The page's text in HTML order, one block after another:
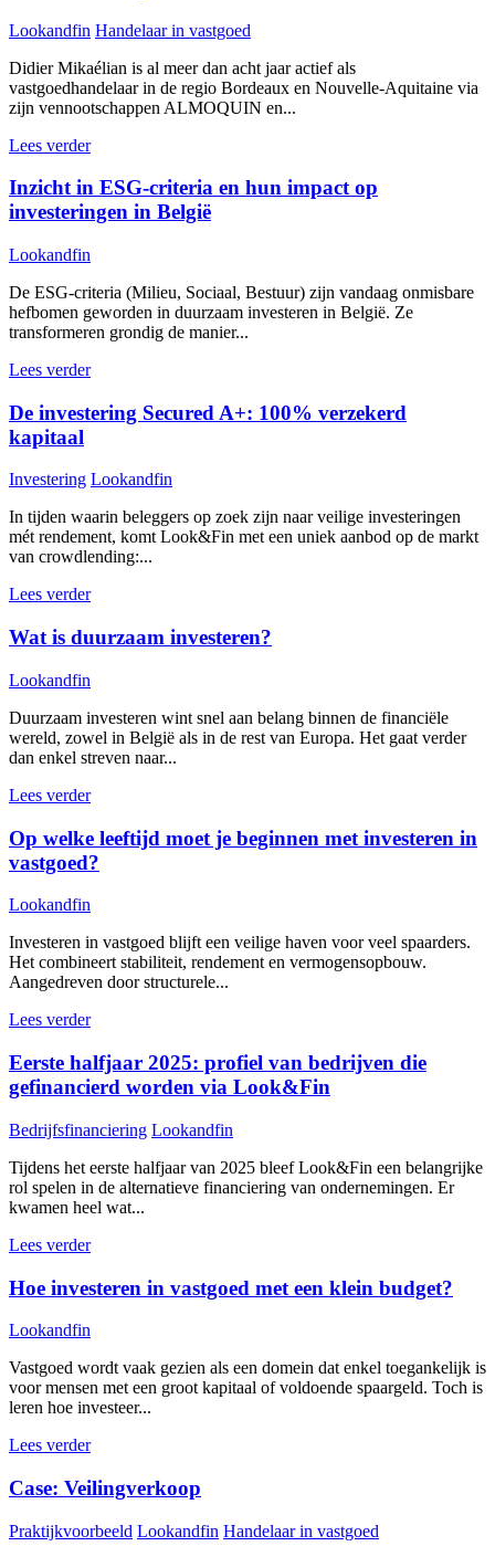
Lookandfin Handelaar in vastgoed
Didier Mikaélian is al meer dan acht jaar actief als
vastgoedhandelaar in de regio Bordeaux en Nouvelle-Aquitaine via
zijn vennootschappen ALMOQUIN en...
Lees verder
Inzicht in ESG-criteria en hun impact op
investeringen in België
Lookandfin
De ESG-criteria (Milieu, Sociaal, Bestuur) zijn vandaag onmisbare
hefbomen geworden in duurzaam investeren in België. Ze
transformeren grondig de manier...
Lees verder
De investering Secured A+: 100% verzekerd
kapitaal
Investering Lookandfin
In tijden waarin beleggers op zoek zijn naar veilige investeringen
mét rendement, komt Look&Fin met een uniek aanbod op de markt
van crowdlending:...
Lees verder
Wat is duurzaam investeren?
Lookandfin
Duurzaam investeren wint snel aan belang binnen de financiële
wereld, zowel in België als in de rest van Europa. Het gaat verder
dan enkel streven naar...
Lees verder
Op welke leeftijd moet je beginnen met investeren in
vastgoed?
Lookandfin
Investeren in vastgoed blijft een veilige haven voor veel spaarders.
Het combineert stabiliteit, rendement en vermogensopbouw.
Aangedreven door structurele...
Lees verder
Eerste halfjaar 2025: profiel van bedrijven die
gefinancierd worden via Look&Fin
Bedrijfsfinanciering Lookandfin
Tijdens het eerste halfjaar van 2025 bleef Look&Fin een belangrijke
rol spelen in de alternatieve financiering van ondernemingen. Er
kwamen heel wat...
Lees verder
Hoe investeren in vastgoed met een klein budget?
Lookandfin
Vastgoed wordt vaak gezien als een domein dat enkel toegankelijk is
voor mensen met een groot kapitaal of voldoende spaargeld. Toch is
leren hoe investeer...
Lees verder
Case: Veilingverkoop
Praktijkvoorbeeld Lookandfin Handelaar in vastgoed